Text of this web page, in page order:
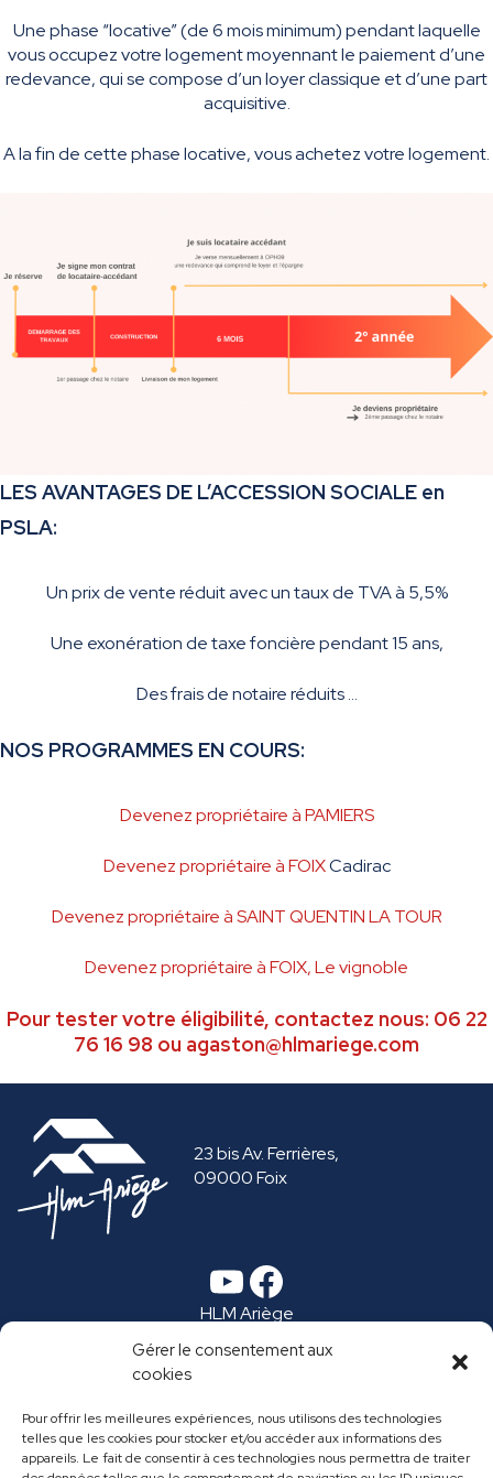
Gérer le consentement aux
cookies
Pour offrir les meilleures expériences, nous utilisons des technologies
telles que les cookies pour stocker et/ou accéder aux informations des
appareils. Le fait de consentir à ces technologies nous permettra de traiter
Une phase “locative” (de 6 mois minimum) pendant laquelle
vous occupez votre logement moyennant le paiement d’une
redevance, qui se compose d’un loyer classique et d’une part
acquisitive.
A la fin de cette phase locative, vous achetez votre logement.
LES AVANTAGES DE L’ACCESSION SOCIALE en
PSLA:
Un prix de vente réduit avec un taux de TVA à 5,5%
Une exonération de taxe foncière pendant 15 ans,
Des frais de notaire réduits …
NOS PROGRAMMES EN COURS:
Devenez propriétaire à PAMIERS
Devenez propriétaire à FOIXCadirac
Devenez propriétaire à SAINT QUENTIN LA TOUR
Devenez propriétaire à FOIX, Le vignoble
Pour tester votre éligibilité, contactez nous: 06 22
76 16 98 ou agaston@hlmariege.com
23 bis Av. Ferrières,
09000 Foix
YouTube Facebook
HLM Ariège
Espace Presse
Ma vie de locataire
Recrutement
Marchés publics
FAQ